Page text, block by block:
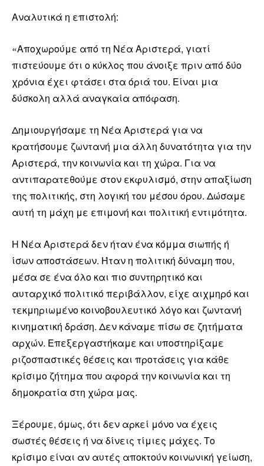
Αναλυτικά η επιστολή:
«Αποχωρούμε από τη Νέα Αριστερά, γιατί
πιστεύουμε ότι ο κύκλος που άνοιξε πριν από δύο
χρόνια έχει φτάσει στα όριά του. Είναι μια
δύσκολη αλλά αναγκαία απόφαση.
Δημιουργήσαμε τη Νέα Αριστερά για να
κρατήσουμε ζωντανή μια άλλη δυνατότητα για την
Αριστερά, την κοινωνία και τη χώρα. Για να
αντιπαρατεθούμε στον εκφυλισμό, στην απαξίωση
της πολιτικής, στη λογική του μέσου όρου. Δώσαμε
αυτή τη μάχη με επιμονή και πολιτική εντιμότητα.
Η Νέα Αριστερά δεν ήταν ένα κόμμα σιωπής ή
ίσων αποστάσεων. Ήταν η πολιτική δύναμη που,
μέσα σε ένα όλο και πιο συντηρητικό και
αυταρχικό πολιτικό περιβάλλον, είχε αιχμηρό και
τεκμηριωμένο κοινοβουλευτικό λόγο και ζωντανή
κινηματική δράση. Δεν κάναμε πίσω σε ζητήματα
αρχών. Επεξεργαστήκαμε και υποστηρίξαμε
ριζοσπαστικές θέσεις και προτάσεις για κάθε
κρίσιμο ζήτημα που αφορά την κοινωνία και τη
δημοκρατία στη χώρα μας.
Ξέρουμε, όμως, ότι δεν αρκεί μόνο να έχεις
σωστές θέσεις ή να δίνεις τίμιες μάχες. Το
κρίσιμο είναι αν αυτές αποκτούν κοινωνική γείωση,